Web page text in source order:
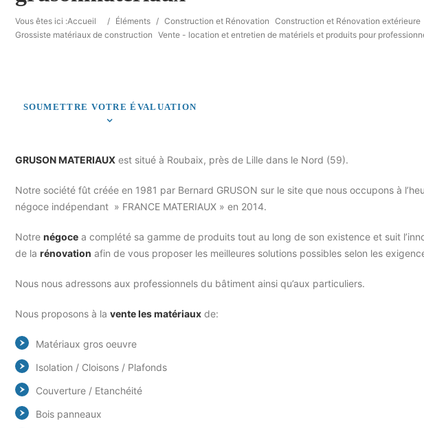
Vous êtes ici :Accueil / Éléments / Construction et Rénovation Construction et Rénovation extérieure
Grossiste matériaux de construction Vente - location et entretien de matériels et produits pour
SOUMETTRE VOTRE ÉVALUATION
GRUSON MATERIAUX est situé à Roubaix, près de Lille dans le Nord (59).
Notre société fût créée en 1981 par Bernard GRUSON sur le site que nous occupons à
négoce indépendant » FRANCE MATERIAUX » en 2014.
Notre négoce a complété sa gamme de produits tout au long de son existence et suit
de la rénovation afin de vous proposer les meilleures solutions possibles selon les
Nous nous adressons aux professionnels du bâtiment ainsi qu’aux particuliers.
Nous proposons à la vente les matériaux de:
Matériaux gros oeuvre
Isolation / Cloisons / Plafonds
Couverture / Etanchéité
Bois panneaux